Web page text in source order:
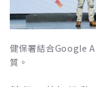
健保署結合Google
質。